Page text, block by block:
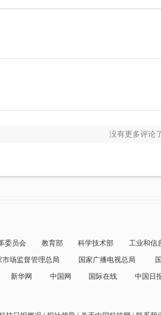
没有更多评论
委员会 教育部 科学技术部 工业和信
市场监督管理总局 国家广播电视总局
新华网 中国网 国际在线 中国日